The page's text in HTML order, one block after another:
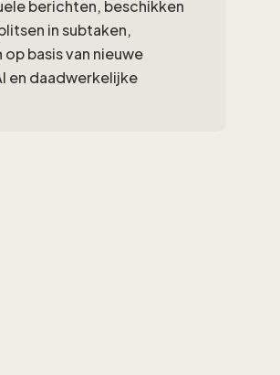
berichten, beschikken
in subtaken,
basis van nieuwe
en daadwerkelijke